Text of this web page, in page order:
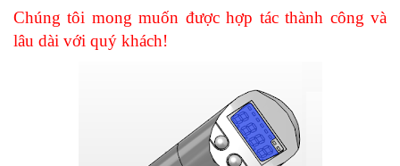
Chúng tôi mong muốn được hợp tác thành công và
lâu dài với quý khách!